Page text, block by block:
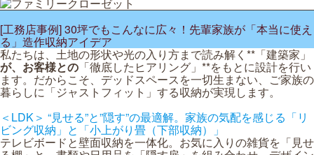
[工務店事例] 30坪でもこんなに広々！先輩家族が「本当に使え
る」造作収納アイデア
私たちは、土地の形状や光の入り方まで読み解く**「建築家」
が、お客様との 「徹底したヒアリング」**をもとに設計を行い
ます。だからこそ、デッドスペースを一切生まない、ご家族の
暮らしに「ジャストフィット」する収納が実現します。
＜LDK＞ “見せる”と”隠す”の最適解。家族の気配を感じる「リ
ビング収納」と「小上がり畳（下部収納）」
テレビボードと壁面収納を一体化。お気に入りの雑貨を「見せ